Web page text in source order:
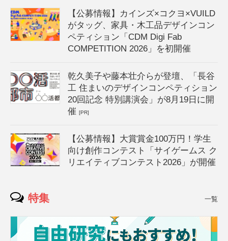
【公募情報】カインズ×コクヨ×VUILD
がタッグ、家具・木工品デザインコン
ペティション「CDM Digi Fab
COMPETITION 2026」を初開催
乾久美子や藤本壮介らが登壇、「長谷
工 住まいのデザインコンペティション
20回記念 特別講演会」が8月19日に開
催[PR]
【公募情報】大賞賞金100万円！学生
向け創作コンテスト「サイゲームス ク
リエイティブコンテスト2026」が開催
特集 一覧